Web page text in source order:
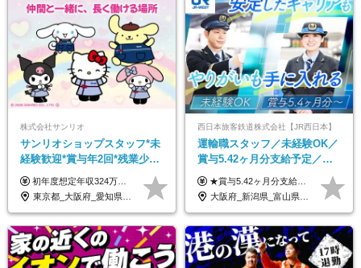
株式会社サンリオ
サンリオショップスタッフ*未
経験歓迎*賞与年2回*残業少な
め*産育休取得実績豊富*可愛
い制服*社割有
初年度想定年収324万円～690万円！ ◆全国一律 月給230,000円～＋賞与＋通勤手当＋役職手当＋時間外手当 《手当充実！》 ＊昇給/年1回 ＊賞与/年2回（7月/12月） ＊通勤手当：交通費支給（規定あり） ＊時間外手当 ＊販売職手当 ＊役職手当 《キャリアパス》 ▼店長（32歳）／年収400万円 ▼トレーナー（37歳）／年収500万円 ▼SV（40歳）／年収570万円 ※SVとして活躍された場合、574万円以上に昇給も目指せます。 日頃のお店での頑張りをしっかり評価する体制を整えており、 ご自身の努力次第で昇給する制度を用意しています！ 《ゆくゆくは・・・》 ■店舗スタッフをとりまとめ、お店づくりを主体で行う店長へ ■複数店舗を統括するトレーナーへとキャリアアップ ■様々な規模の店舗を経験しSVとして活躍した後は、本社の教育担当や店舗支援を担う本部スタッフとして活躍いただけます。 ※経験・能力を考慮の上、当社規定により優遇いたします。 ※入社日から6カ月間の試用期間あり。その間の待遇に差異はありません。
東京都_大阪府_愛知県_北海道_栃木県_静岡県_兵庫県_京都府_福岡県
西日本旅客鉄道株式会社【JR西日本】
運輸職スタッフ／未経験OK／
賞与5.42ヶ月分支給予定／残
業月11h程／年休119日+有給
平均18.7日
★賞与5.42ヶ月分支給予定あり！ （大卒以上）月給24万1,692円～39万5,780円＋各種手当＋賞与2回 （高卒以上）月給22万2,662円～39万5,780円＋各種手当＋賞与2回 ※上記は2025年度新卒支払額（京阪神地区）となります ※勤務地・学歴で異なり、ご経験・能力等をふまえた金額を加算します ※残業代は別途全額支給します ※当社規程に基づき決定します ※試用期間あり（3ヶ月／待遇に変更はありません） ※基本給以外の諸手当として扶養・職務・時間外・通勤手当等を支給します ※京阪神地区以外の勤務地の場合 月給（大卒）23万0,706円～／月給（高卒）21万2,541円～となります
大阪府_新潟県_富山県_石川県_福井県_三重県_兵庫県_京都府_滋賀県_奈良県_和歌山県_広島県_岡山県_鳥取県_島根県_山口県_福岡県